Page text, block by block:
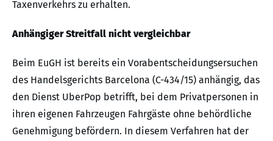
Taxenverkehrs zu erhalten.
Anhängiger Streitfall nicht vergleichbar
Beim EuGH ist bereits ein Vorabentscheidungsersuchen
des Handelsgerichts Barcelona (C-434/15) anhängig, das
den Dienst UberPop betrifft, bei dem Privatpersonen in
ihren eigenen Fahrzeugen Fahrgäste ohne behördliche
Genehmigung befördern. In diesem Verfahren hat der